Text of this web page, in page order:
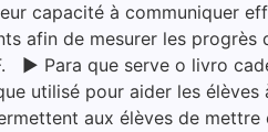
capacité à communiquer
afin de mesurer les
▶ Para que serve o livro
utilisé pour aider les
aux élèves de